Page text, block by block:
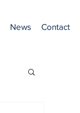
News Contact